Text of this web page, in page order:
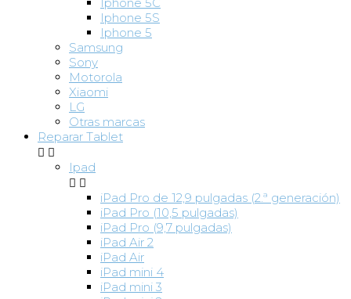
Iphone 5S
Iphone 5
Samsung
Sony
Motorola
Xiaomi
LG
Otras marcas
Reparar Tablet
 
Ipad
 
iPad Pro de 12,9 pulgadas (2.ª generación)
iPad Pro (10,5 pulgadas)
iPad Pro (9,7 pulgadas)
iPad Air 2
iPad Air
iPad mini 4
iPad mini 3